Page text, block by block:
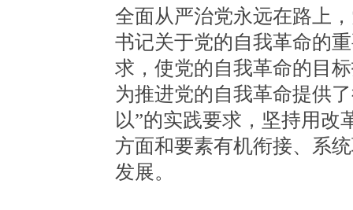
全面从严治党永远在路上
书记关于党的自我革命的
求，使党的自我革命的目
为推进党的自我革命提供
以”的实践要求，坚持用改
方面和要素有机衔接、系
发展。